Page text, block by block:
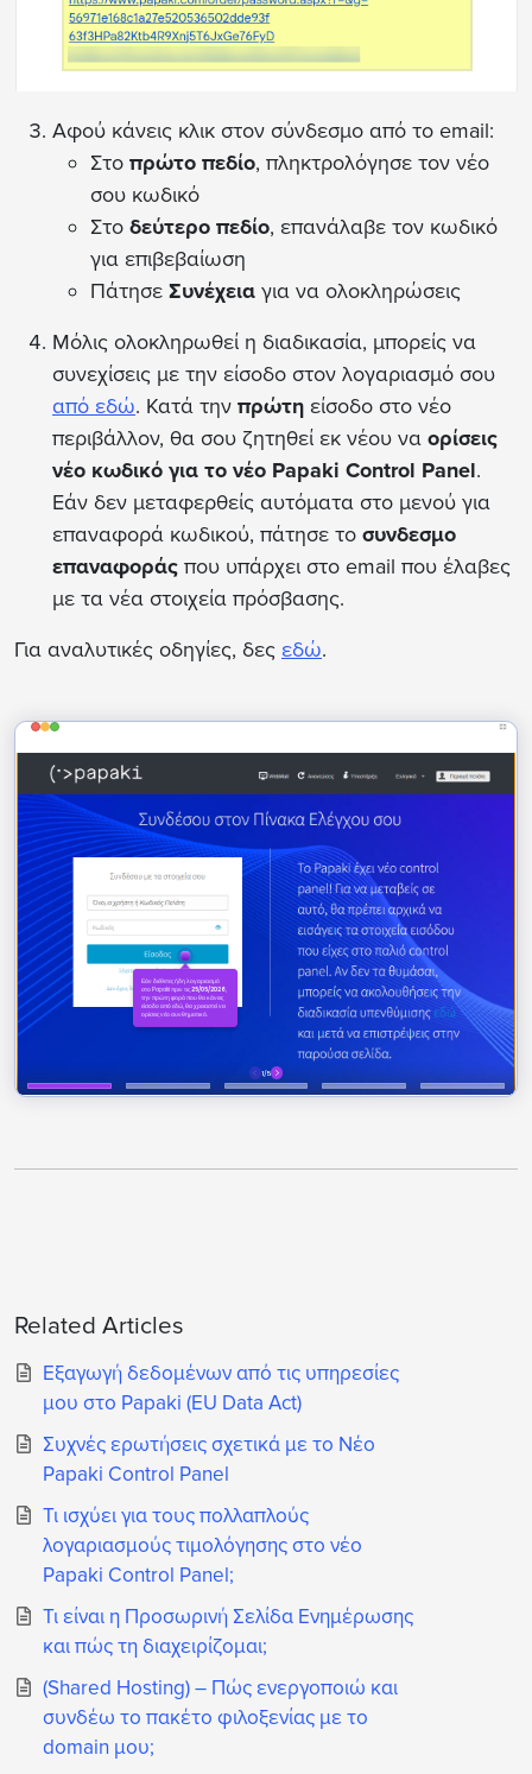
Αφού κάνεις κλικ στον σύνδεσμο από το email:
Στο πρώτο πεδίο, πληκτρολόγησε τον νέο
σου κωδικό
Στο δεύτερο πεδίο, επανάλαβε τον κωδικό
για επιβεβαίωση
Πάτησε Συνέχεια για να ολοκληρώσεις
Μόλις ολοκληρωθεί η διαδικασία, μπορείς να
συνεχίσεις με την είσοδο στον λογαριασμό σου
από εδώ. Κατά την πρώτη είσοδο στο νέο
περιβάλλον, θα σου ζητηθεί εκ νέου να ορίσεις
νέο κωδικό για το νέο Papaki Control Panel.
Εάν δεν μεταφερθείς αυτόματα στο μενού για
επαναφορά κωδικού, πάτησε το συνδεσμο
επαναφοράς που υπάρχει στο email που έλαβες
με τα νέα στοιχεία πρόσβασης.
Για αναλυτικές οδηγίες, δες εδώ.
Related Articles
Εξαγωγή δεδομένων από τις υπηρεσίες
μου στο Papaki (EU Data Act)
Συχνές ερωτήσεις σχετικά με το Νέο
Papaki Control Panel
Τι ισχύει για τους πολλαπλούς
λογαριασμούς τιμολόγησης στο νέο
Papaki Control Panel;
Τι είναι η Προσωρινή Σελίδα Ενημέρωσης
και πώς τη διαχειρίζομαι;
(Shared Hosting) – Πώς ενεργοποιώ και
συνδέω το πακέτο φιλοξενίας με το
domain μου;